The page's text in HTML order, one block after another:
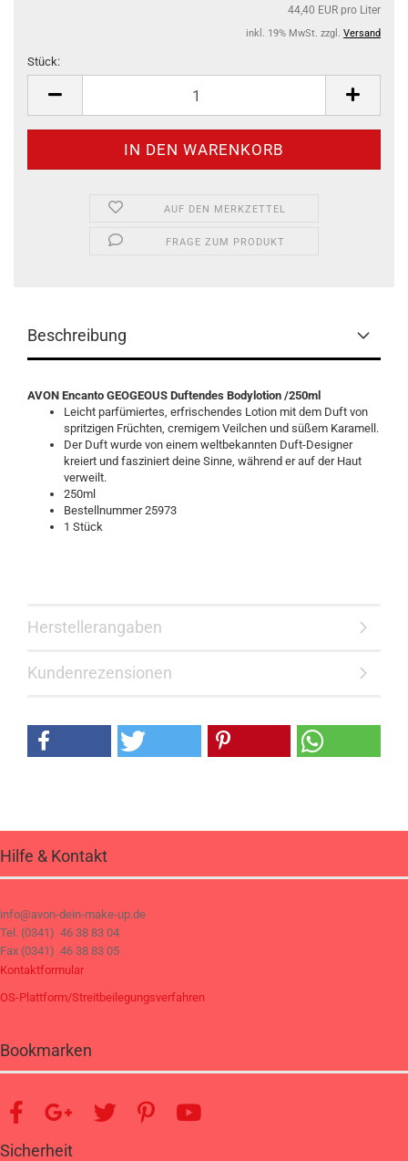
44,40 EUR pro Liter
inkl. 19% MwSt. zzgl. Versand
Stück:
AUF DEN MERKZETTEL
FRAGE ZUM PRODUKT
Beschreibung
AVON Encanto GEOGEOUS Duftendes Bodylotion /250ml
Leicht parfümiertes, erfrischendes Lotion mit dem Duft von
spritzigen Früchten, cremigem Veilchen und süßem Karamell.
Der Duft wurde von einem weltbekannten Duft-Designer
kreiert und fasziniert deine Sinne, während er auf der Haut
verweilt.
250ml
Bestellnummer 25973
1 Stück
Herstellerangaben
Kundenrezensionen
Hilfe & Kontakt
info@avon-dein-make-up.de
Tel. (0341) 46 38 83 04
Fax (0341) 46 38 83 05
Kontaktformular
OS-Plattform/Streitbeilegungsverfahren
Bookmarken
Sicherheit